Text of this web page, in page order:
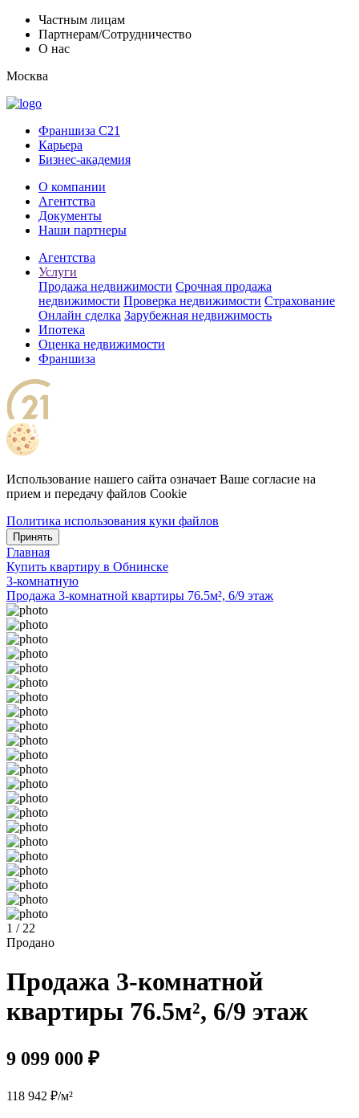
Частным лицам
Партнерам/Сотрудничество
О нас
Москва
Франшиза C21
Карьера
Бизнес-академия
О компании
Агентства
Документы
Наши партнеры
Агентства
Услуги
Продажа недвижимости Срочная продажа
недвижимости Проверка недвижимости Страхование
Онлайн сделка Зарубежная недвижимость
Ипотека
Оценка недвижимости
Франшиза
Использование нашего сайта означает Ваше согласие на
прием и передачу файлов Cookie
Политика использования куки файлов
Принять
Главная
Купить квартиру в Обнинске
3-комнатную
Продажа 3-комнатной квартиры 76.5м², 6/9 этаж
1 / 22
Продано
Продажа 3-комнатной
квартиры 76.5м², 6/9 этаж
9 099 000 ₽
118 942 ₽/м²